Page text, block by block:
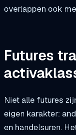
overlappen ook
Futures
Niet alle futures
eigen karakter:
en handelsuren.